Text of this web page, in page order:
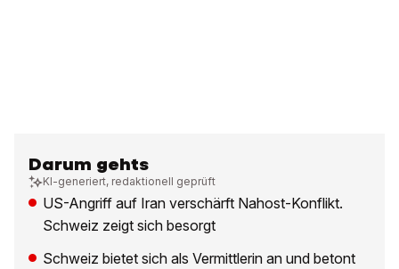
Darum gehts
KI-generiert, redaktionell geprüft
US-Angriff auf Iran verschärft Nahost-Konflikt.
Schweiz zeigt sich besorgt
Schweiz bietet sich als Vermittlerin an und betont